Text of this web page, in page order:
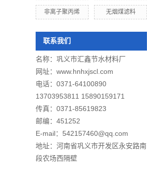
非离子聚丙烯 无烟煤滤料
联系我们
名称： 巩义市汇鑫节水材料厂
网址： www.hnhxjscl.com
电话：0371-64100890
13703953811 15890159171
传真：0371-85619823
邮编：451252
E-mail：542157460@qq.com
地址：河南省巩义市开发区永安路南
段农场西隔壁